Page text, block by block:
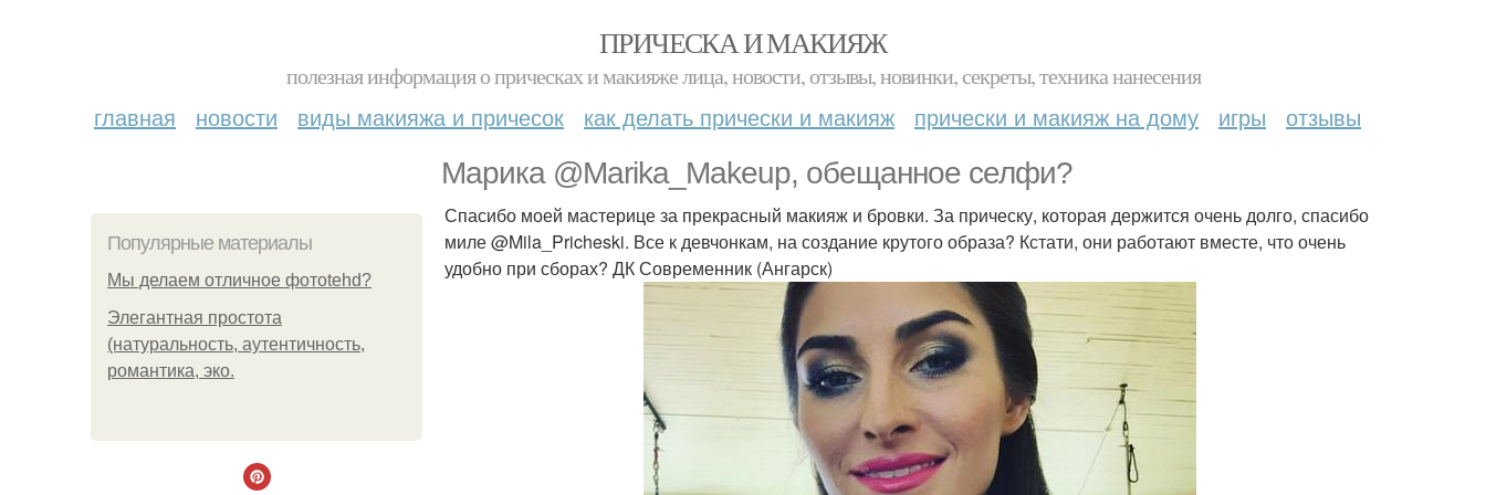
ПРИЧЕСКА И МАКИЯЖ
полезная информация о прическах и макияже лица, новости, отзывы, новинки, секреты, техника нанесения
главная новости виды макияжа и причесок как делать прически и макияж прически и макияж на дому игры отзывы
Марика @Marika_Makeup, обещанное селфи?
Популярные материалы
Мы делаем отличное фотоtehd?
Элегантная простота
(натуральность, аутентичность,
романтика, эко.
Спасибо моей мастерице за прекрасный макияж и бровки. За прическу, которая держится очень долго, спасибо
миле @Mila_Pricheski. Все к девчонкам, на создание крутого образа? Кстати, они работают вместе, что очень
удобно при сборах? ДК Современник (Ангарск)